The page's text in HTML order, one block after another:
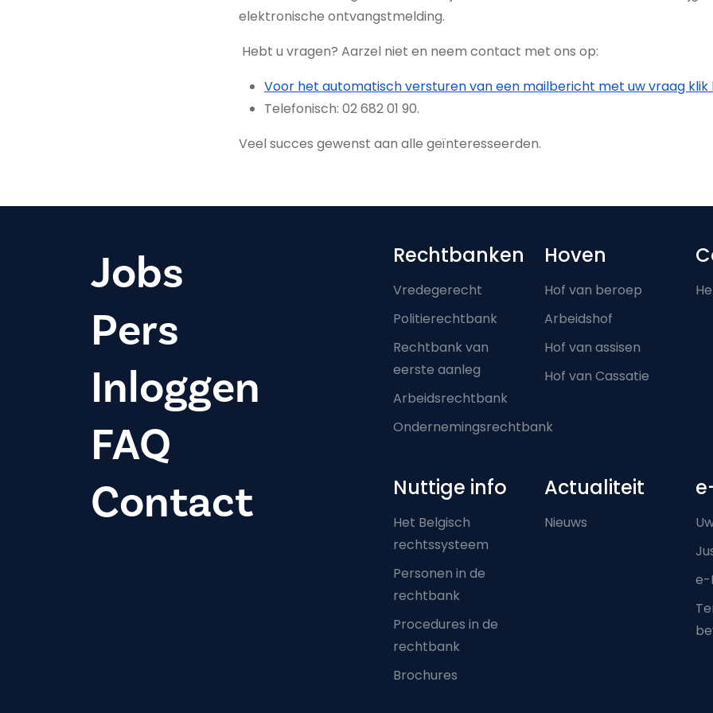
elektronische ontvangstmelding.
Hebt u vragen? Aarzel niet en neem contact met ons op:
Voor het automatisch versturen van een mailbericht met uw vraag klik
Telefonisch: 02 682 01 90.
Veel succes gewenst aan alle geïnteresseerden.
Jobs
Pers
Inloggen
FAQ
Contact
Footer-menu
Rechtbanken
Vredegerecht
Politierechtbank
Rechtbank van
eerste aanleg
Arbeidsrechtbank
Ondernemingsrechtbank
Hoven
Hof van beroep
Arbeidshof
Hof van assisen
Hof van Cassatie
Nuttige info
Het Belgisch
rechtssysteem
Personen in de
rechtbank
Procedures in de
rechtbank
Brochures
Actualiteit
Nieuws
e-